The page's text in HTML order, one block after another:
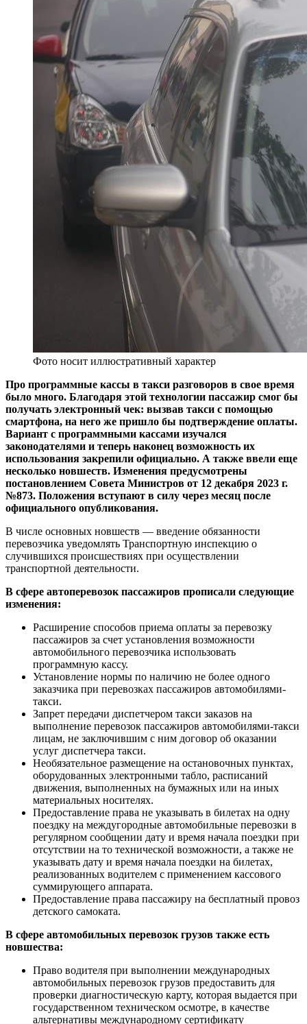
Фото носит иллюстративный характер
Про программные кассы в такси разговоров в свое время
было много. Благодаря этой технологии пассажир смог бы
получать электронный чек: вызвав такси с помощью
смартфона, на него же пришло бы подтверждение оплаты.
Вариант с программными кассами изучался
законодателями и теперь наконец возможность их
использования закрепили официально. А также ввели еще
несколько новшеств. Изменения предусмотрены
постановлением Совета Министров от 12 декабря 2023 г.
№873. Положения вступают в силу через месяц после
официального опубликования.
В числе основных новшеств — введение обязанности
перевозчика уведомлять Транспортную инспекцию о
случившихся происшествиях при осуществлении
транспортной деятельности.
В сфере автоперевозок пассажиров прописали следующие
изменения:
Расширение способов приема оплаты за перевозку
пассажиров за счет установления возможности
автомобильного перевозчика использовать
программную кассу.
Установление нормы по наличию не более одного
заказчика при перевозках пассажиров автомобилями-
такси.
Запрет передачи диспетчером такси заказов на
выполнение перевозок пассажиров автомобилями-такси
лицам, не заключившим с ним договор об оказании
услуг диспетчера такси.
Необязательное размещение на остановочных пунктах,
оборудованных электронными табло, расписаний
движения, выполненных на бумажных или на иных
материальных носителях.
Предоставление права не указывать в билетах на одну
поездку на междугородные автомобильные перевозки в
регулярном сообщении дату и время начала поездки при
отсутствии на то технической возможности, а также не
указывать дату и время начала поездки на билетах,
реализованных водителем с применением кассового
суммирующего аппарата.
Предоставление права пассажиру на бесплатный провоз
детского самоката.
В сфере автомобильных перевозок грузов также есть
новшества:
Право водителя при выполнении международных
автомобильных перевозок грузов предоставить для
проверки диагностическую карту, которая выдается при
государственном техническом осмотре, в качестве
альтернативы международному сертификату